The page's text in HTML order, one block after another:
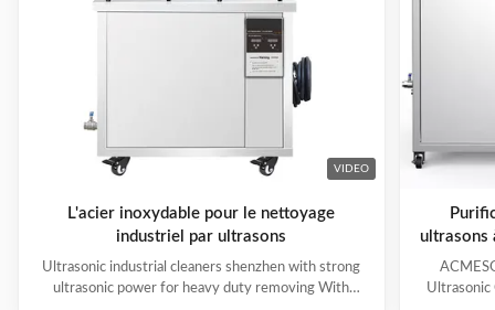
VIDEO
L'acier inoxydable pour le nettoyage
industriel par ultrasons
Ultrasonic industrial cleaners shenzhen with strong
ultrasonic power for heavy duty removing With
ultrasons
Ultrasonic